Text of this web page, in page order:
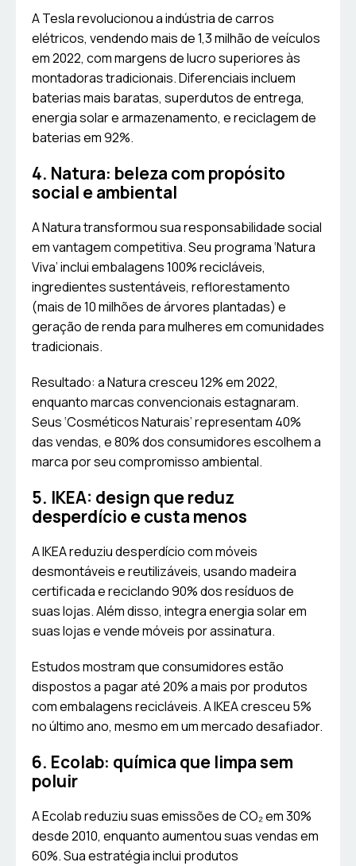
A Tesla revolucionou a indústria de carros
elétricos, vendendo mais de 1,3 milhão de veículos
em 2022, com margens de lucro superiores às
montadoras tradicionais. Diferenciais incluem
baterias mais baratas, superdutos de entrega,
energia solar e armazenamento, e reciclagem de
baterias em 92%.
4. Natura: beleza com propósito
social e ambiental
A Natura transformou sua responsabilidade social
em vantagem competitiva. Seu programa ‘Natura
Viva’ inclui embalagens 100% recicláveis,
ingredientes sustentáveis, reflorestamento
(mais de 10 milhões de árvores plantadas) e
geração de renda para mulheres em comunidades
tradicionais.
Resultado: a Natura cresceu 12% em 2022,
enquanto marcas convencionais estagnaram.
Seus ‘Cosméticos Naturais’ representam 40%
das vendas, e 80% dos consumidores escolhem a
marca por seu compromisso ambiental.
5. IKEA: design que reduz
desperdício e custa menos
A IKEA reduziu desperdício com móveis
desmontáveis e reutilizáveis, usando madeira
certificada e reciclando 90% dos resíduos de
suas lojas. Além disso, integra energia solar em
suas lojas e vende móveis por assinatura.
Estudos mostram que consumidores estão
dispostos a pagar até 20% a mais por produtos
com embalagens recicláveis. A IKEA cresceu 5%
no último ano, mesmo em um mercado desafiador.
6. Ecolab: química que limpa sem
poluir
A Ecolab reduziu suas emissões de CO₂ em 30%
desde 2010, enquanto aumentou suas vendas em
60%. Sua estratégia inclui produtos